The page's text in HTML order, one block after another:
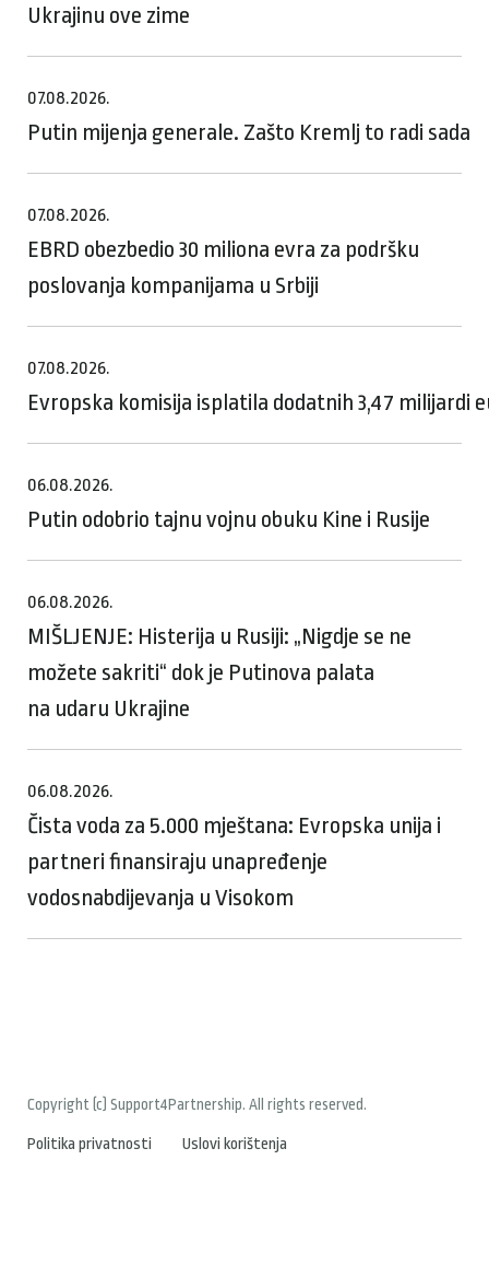
Ukrajinu ove zime
07.08.2026.
Putin mijenja generale. Zašto Kremlj to radi sada
07.08.2026.
EBRD obezbedio 30 miliona evra za podršku
poslovanja kompanijama u Srbiji
07.08.2026.
Evropska komisija isplatila dodatnih 3,47 milijardi
06.08.2026.
Putin odobrio tajnu vojnu obuku Kine i Rusije
06.08.2026.
MIŠLJENJE: Histerija u Rusiji: „Nigdje se ne
možete sakriti“ dok je Putinova palata
na udaru Ukrajine
06.08.2026.
Čista voda za 5.000 mještana: Evropska unija i
partneri finansiraju unapređenje
vodosnabdijevanja u Visokom
Copyright (c) Support4Partnership. All rights reserved.
Politika privatnosti Uslovi korištenja